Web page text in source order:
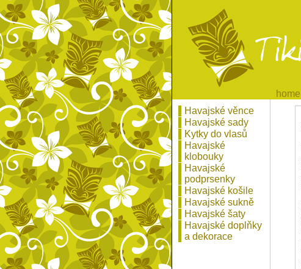
home
home
Havajské věnce
Havajské sady
Kytky do vlasů
Havajské
klobouky
Havajské
podprsenky
Havajské košile
Havajské sukně
Havajské šaty
Havajské doplňky
a dekorace